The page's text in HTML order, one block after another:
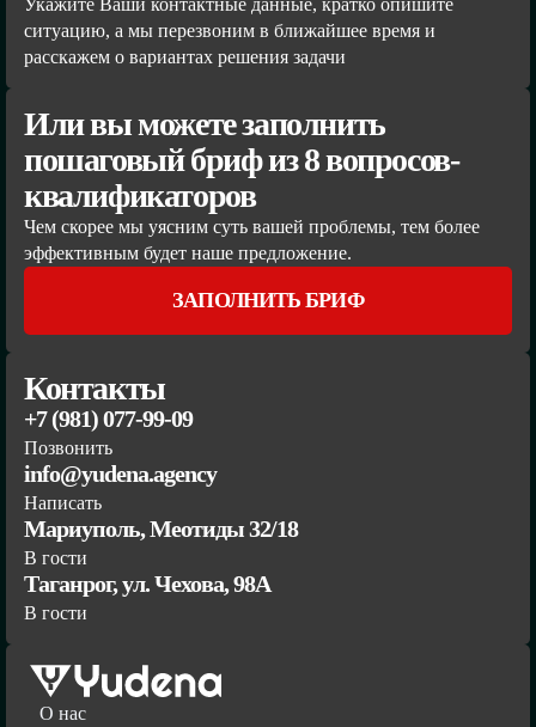
Укажите Ваши контактные данные, кратко опишите
ситуацию, а мы перезвоним в ближайшее время и
расскажем о вариантах решения задачи
Или вы можете заполнить
пошаговый бриф из 8 вопросов-
квалификаторов
Чем скорее мы уясним суть вашей проблемы, тем более
эффективным будет наше предложение.
ЗАПОЛНИТЬ БРИФ
Контакты
+7 (981) 077-99-09
Позвонить
info@yudena.agency
Написать
Мариуполь, Меотиды 32/18
В гости
Таганрог, ул. Чехова, 98А
В гости
О нас